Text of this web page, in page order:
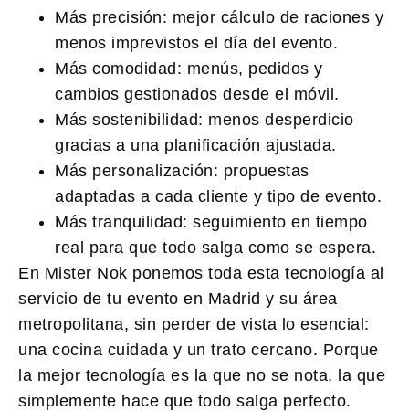
Más precisión: mejor cálculo de raciones y
menos imprevistos el día del evento.
Más comodidad: menús, pedidos y
cambios gestionados desde el móvil.
Más sostenibilidad: menos desperdicio
gracias a una planificación ajustada.
Más personalización: propuestas
adaptadas a cada cliente y tipo de evento.
Más tranquilidad: seguimiento en tiempo
real para que todo salga como se espera.
En Mister Nok ponemos toda esta tecnología al
servicio de tu evento en Madrid y su área
metropolitana, sin perder de vista lo esencial:
una cocina cuidada y un trato cercano. Porque
la mejor tecnología es la que no se nota, la que
simplemente hace que todo salga perfecto.